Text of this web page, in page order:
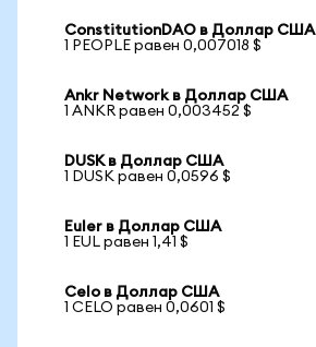
ConstitutionDAO в Доллар США
1 PEOPLE равен 0,007018 $
Ankr Network в Доллар США
1 ANKR равен 0,003452 $
DUSK в Доллар США
1 DUSK равен 0,0596 $
Euler в Доллар США
1 EUL равен 1,41 $
Celo в Доллар США
1 CELO равен 0,0601 $